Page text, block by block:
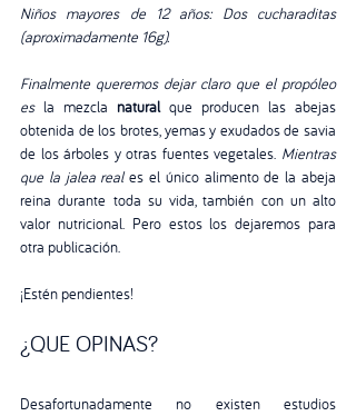
Niños mayores de 12 años: Dos cucharaditas
(aproximadamente 16g).
Finalmente queremos dejar claro que el propóleo
es la mezcla natural que producen las abejas
obtenida de los brotes, yemas y exudados de savia
de los árboles y otras fuentes vegetales. Mientras
que la jalea real es el único alimento de la abeja
reina durante toda su vida, también con un alto
valor nutricional. Pero estos los dejaremos para
otra publicación.
¡Estén pendientes!
¿QUE OPINAS?
Desafortunadamente no existen estudios